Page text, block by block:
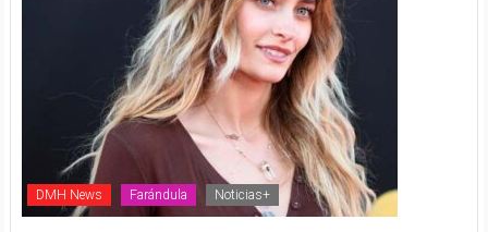
DMH News Farándula Noticias+